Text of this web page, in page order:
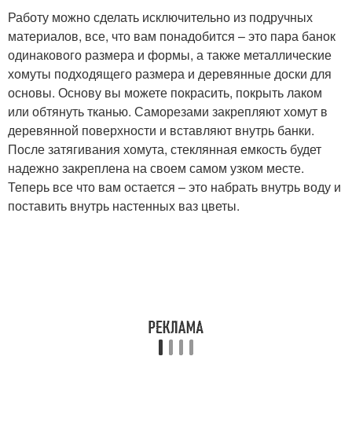
Работу можно сделать исключительно из подручных
материалов, все, что вам понадобится – это пара банок
одинакового размера и формы, а также металлические
хомуты подходящего размера и деревянные доски для
основы. Основу вы можете покрасить, покрыть лаком
или обтянуть тканью. Саморезами закрепляют хомут в
деревянной поверхности и вставляют внутрь банки.
После затягивания хомута, стеклянная емкость будет
надежно закреплена на своем самом узком месте.
Теперь все что вам остается – это набрать внутрь воду и
поставить внутрь настенных ваз цветы.